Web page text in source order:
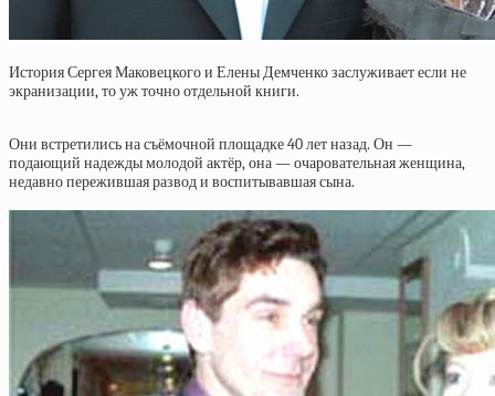
История Сергея Маковецкого и Елены Демченко заслуживает если не
экранизации, то уж точно отдельной книги.
Они встретились на съёмочной площадке 40 лет назад. Он —
подающий надежды молодой актёр, она — очаровательная женщина,
недавно пережившая развод и воспитывавшая сына.